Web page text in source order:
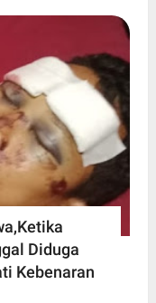
Diduga
Kebenaran